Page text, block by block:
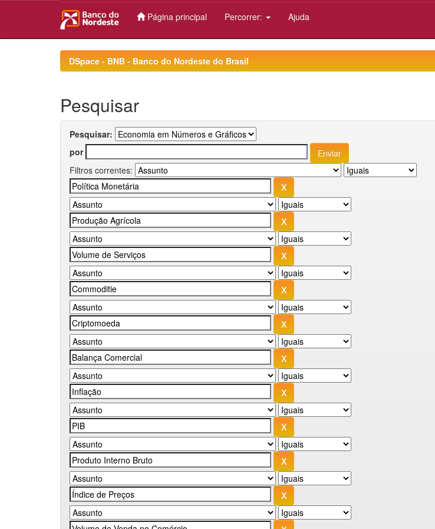
Página principal Percorrer: Ajuda
DSpace - BNB - Banco do Nordeste do Brasil
Pesquisar
Pesquisar:
por
Filtros correntes: